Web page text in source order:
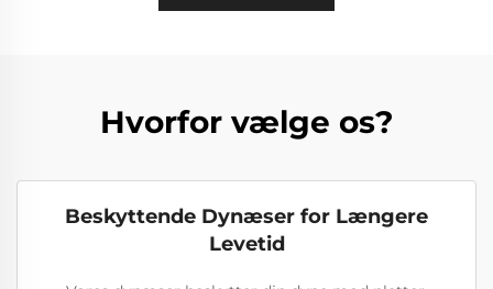
Hvorfor vælge os?
Beskyttende Dynæser for Længere
Levetid